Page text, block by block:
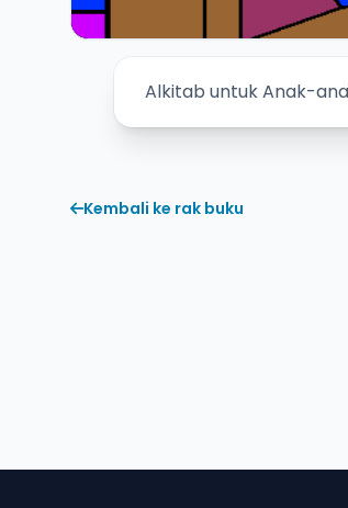
Alkitab untuk Anak-
Kembali ke rak buku